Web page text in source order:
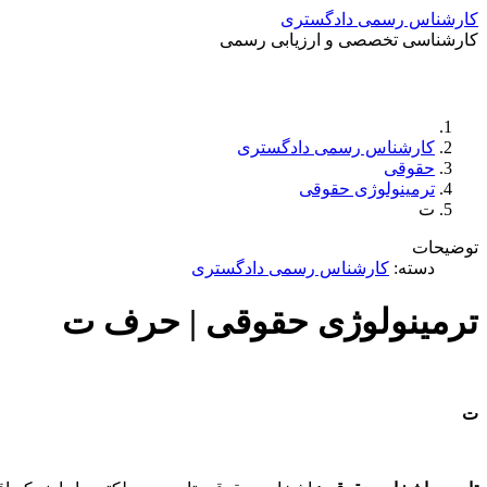
کارشناس رسمی دادگستری
کارشناسی تخصصی و ارزیابی رسمی
کارشناس رسمی دادگستری
حقوقی
ترمینولوژی حقوقی
ت
توضیحات
دسته: کارشناس رسمی دادگستری
ترمینولوژی حقوقی | حرف ت
ت